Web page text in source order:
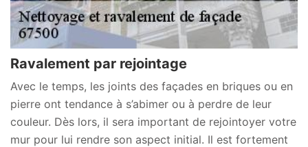
Ravalement par rejointage
Avec le temps, les joints des façades en briques ou en
pierre ont tendance à s’abimer ou à perdre de leur
couleur. Dès lors, il sera important de rejointoyer votre
mur pour lui rendre son aspect initial. Il est fortement